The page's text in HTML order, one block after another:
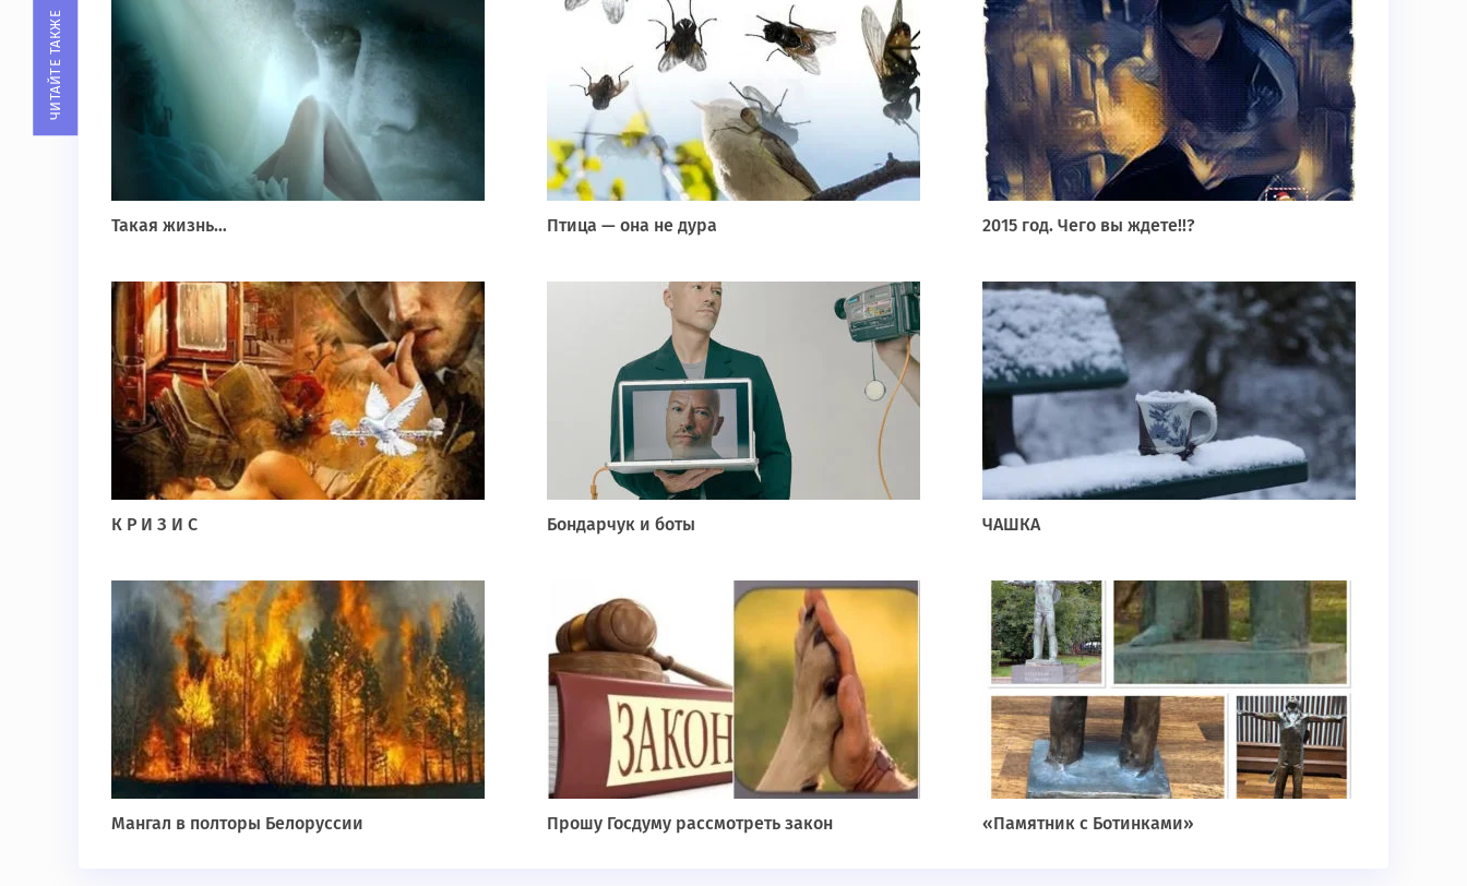
ЧИТАЙТЕ ТАКЖЕ
Такая жизнь… Птица — она не дура 2015 год. Чего вы ждете!!?
К Р И З И С Бондарчук и боты ЧАШКА
Мангал в полторы Белоруссии Прошу Госдуму рассмотреть закон «Памятник с Ботинками»